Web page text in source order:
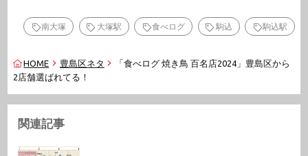
南大塚 大塚駅 食べログ 駒込 駒込駅
HOME 豊島区ネタ
「食べログ 焼き鳥 百名店2024」豊島区から
2店舗選ばれてる！
関連記事